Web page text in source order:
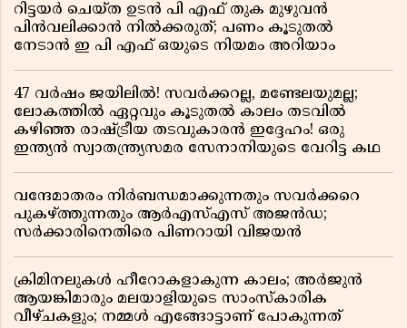
റിട്ടയർ ചെയ്ത ഉടൻ പി എഫ് തുക മുഴുവൻ
പിൻവലിക്കാൻ നിൽക്കരുത്; പണം കൂടുതൽ
നേടാൻ ഇ പി എഫ് ഒയുടെ നിയമം അറിയാം
47 വർഷം ജയിലിൽ! സവർക്കറല്ല, മണ്ടേലയുമല്ല;
ലോകത്തിൽ ഏറ്റവും കൂടുതൽ കാലം തടവിൽ
കഴിഞ്ഞ രാഷ്ട്രീയ തടവുകാരൻ ഇദ്ദേഹം! ഒരു
ഇന്ത്യൻ സ്വാതന്ത്ര്യസമര സേനാനിയുടെ വേറിട്ട കഥ
വന്ദേമാതരം നിർബന്ധമാക്കുന്നതും സവർക്കറെ
പുകഴ്ത്തുന്നതും ആർഎസ്എസ് അജൻഡ;
സർക്കാരിനെതിരെ പിണറായി വിജയൻ
ക്രിമിനലുകൾ ഹീറോകളാകുന്ന കാലം; അർജുൻ
ആയങ്കിമാരും മലയാളിയുടെ സാംസ്കാരിക
വീഴ്ചകളും; നമ്മൾ എങ്ങോട്ടാണ് പോകുന്നത്